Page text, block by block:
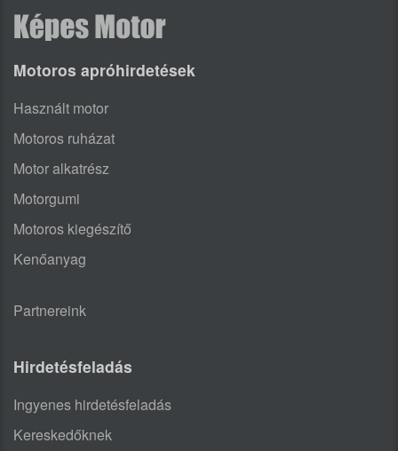
Motoros apróhirdetések
Használt motor
Motoros ruházat
Motor alkatrész
Motorgumi
Motoros kiegészítő
Kenőanyag
Partnereink
Hirdetésfeladás
Ingyenes hirdetésfeladás
Kereskedőknek